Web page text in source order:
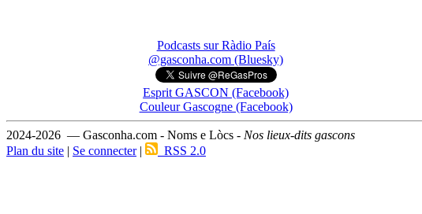
Podcasts sur Ràdio País
@gasconha.com (Bluesky)
Esprit GASCON (Facebook)
Couleur Gascogne (Facebook)
2024-2026 — Gasconha.com - Noms e Lòcs - Nos lieux-dits gascons
Plan du site | Se connecter| RSS 2.0